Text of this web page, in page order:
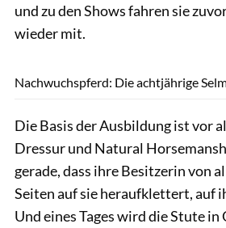
und zu den Shows fahren sie
wieder mit.
Nachwuchspferd: Die achtjährige
Die Basis der Ausbildung ist vor
Dressur und Natural
gerade, dass ihre Besitzerin von
Seiten auf sie heraufklettert, auf
Und eines Tages wird die Stute